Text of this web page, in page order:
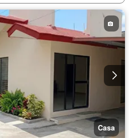
Casa